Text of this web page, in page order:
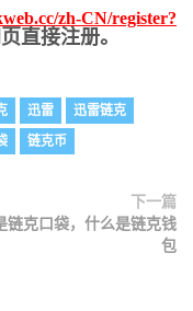
zh-CN/register?
直接注册。
迅雷
迅雷链克
链克币
下一篇
链克口袋，什么是链克钱
包